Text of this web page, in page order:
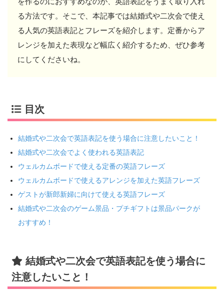
る方法です。そこで、本記事では結婚式や二次会で使え
る人気の英語表記とフレーズを紹介します。定番からア
レンジを加えた表現など幅広く紹介するため、ぜひ参考
にしてくださいね。
目次
結婚式や二次会で英語表記を使う場合に注意したいこと！
結婚式や二次会でよく使われる英語表記
ウェルカムボードで使える定番の英語フレーズ
ウェルカムボードで使えるアレンジを加えた英語フレーズ
ゲストが新郎新婦に向けて使える英語フレーズ
結婚式や二次会のゲーム景品・プチギフトは景品パークが
おすすめ！
結婚式や二次会で英語表記を使う場合に
注意したいこと！